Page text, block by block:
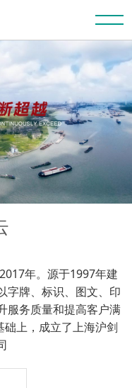
年。源于1997年建
字牌、标识、图文、印
服务质量和提高客户满
上，成立了上海沪剑